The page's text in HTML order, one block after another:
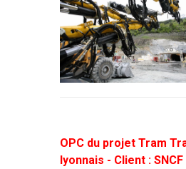
OPC du projet Tram
lyonnais - Client :